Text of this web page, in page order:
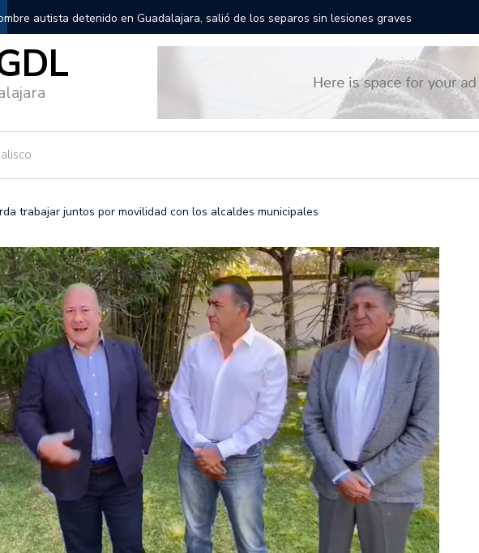
gigantes recorrerán las calles de Guadalajara: aparta la fecha Todo
trabajar juntos por movilidad con los alcaldes municipales